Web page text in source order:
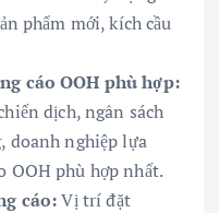
phẩm mới, kích cầu
cáo OOH phù hợp:
dịch, ngân sách
doanh nghiệp lựa
OOH phù hợp nhất.
cáo:Vị trí đặt